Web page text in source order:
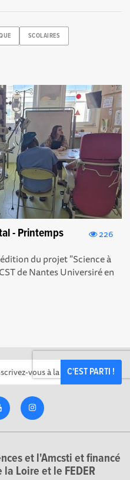
SCOLAIRES
226
- Printemps
du projet "Science à
de Nantes Universiré en
C'EST PARTI !
et l'Amcsti et financé
Loire et le FEDER